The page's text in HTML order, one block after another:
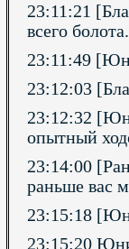
23:11:21
всего болота.
23:11:49
23:12:03
23:12:32
опытный
23:14:00
раньше вас
23:15:18
23:15:20